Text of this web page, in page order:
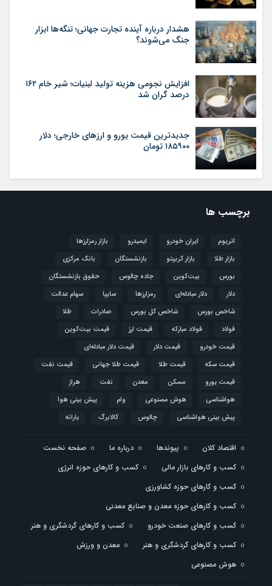
هشدار درباره آینده تجارت جهانی؛ تنگه‌ها ابزار
جنگ می‌شوند؟
افزایش نجومی هزینه تولید لبنیات؛ شیر خام ۱۶۲
درصد گران شد
جدیدترین قیمت یورو و ارزهای خارجی؛ دلار
۱۸۵۹۰۰ تومان
برچسب ها
اتریوم ایران خودرو ایمیدرو
بازار رمزارزها
بازار طلا
بازار کریپتو بازنشستگان
بانک مرکزی
بورس
بیت‌کوین جاده چالوس
حقوق بازنشستگان
دلار
دلار مبادله‌ای رمزارزها سایپا
سهام عدالت
شاخص بورس
شاخص کل بورس صادرات
طلا
فولاد
فولاد مبارکه قیمت ارز
قیمت بیت‌کوین
قیمت خودرو
قیمت دلار
قیمت دلار مبادله‌ای
قیمت سکه
قیمت طلا قیمت طلا جهانی
قیمت نفت
قیمت یورو
مسکن معدن نفت
هراز
هواشناسی
هوش مصنوعی وام
پیش بینی هوا
پیش بینی هواشناسی
چالوس کالابرگ یارانه
اقتصاد کلان پیوندها درباره ما
صفحه نخست
کسب و کارهای بازار مالی
کسب و کارهای حوزه انرژی
کسب و کارهای حوزه کشاورزی
کسب و کارهای حوزه معدن و صنایع معدنی
کسب و کارهای صنعت خودرو
کسب و کارهای گردشگری و هنر
کسب و کارهای گردشگری و هنر
معدن و ورزش
هوش مصنوعی